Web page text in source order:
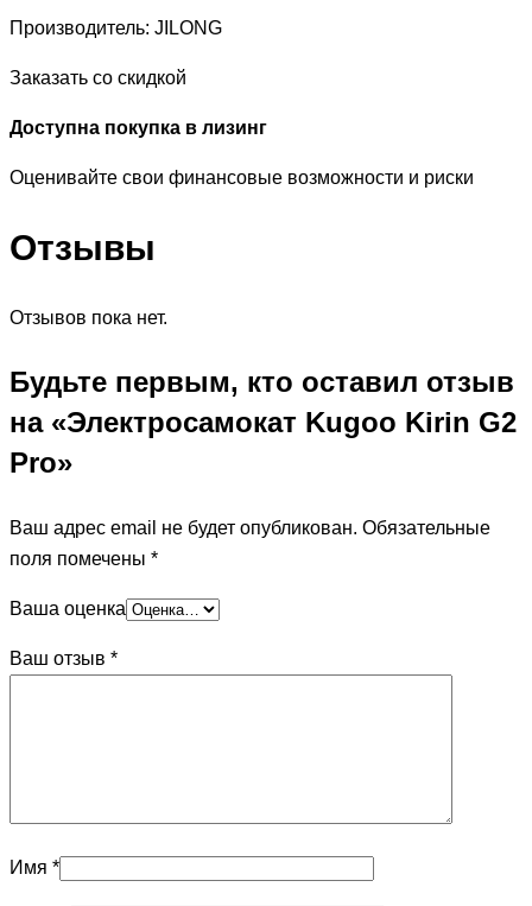
Производитель: JILONG
Заказать со скидкой
Доступна покупка в лизинг
Оценивайте свои финансовые возможности и риски
Отзывы
Отзывов пока нет.
Будьте первым, кто оставил отзыв
на «Электросамокат Kugoo Kirin G2
Pro»
Ваш адрес email не будет опубликован. Обязательные
поля помечены *
Ваша оценка
Ваш отзыв *
Имя *